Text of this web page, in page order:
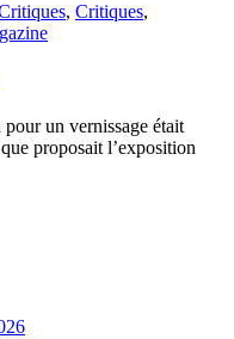
, Critiques,
un vernissage était
proposait l’exposition